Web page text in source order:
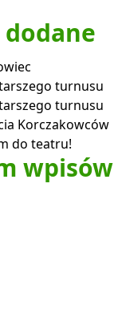
turnusu
turnusu
Korczakowców
do teatru!
wpisów